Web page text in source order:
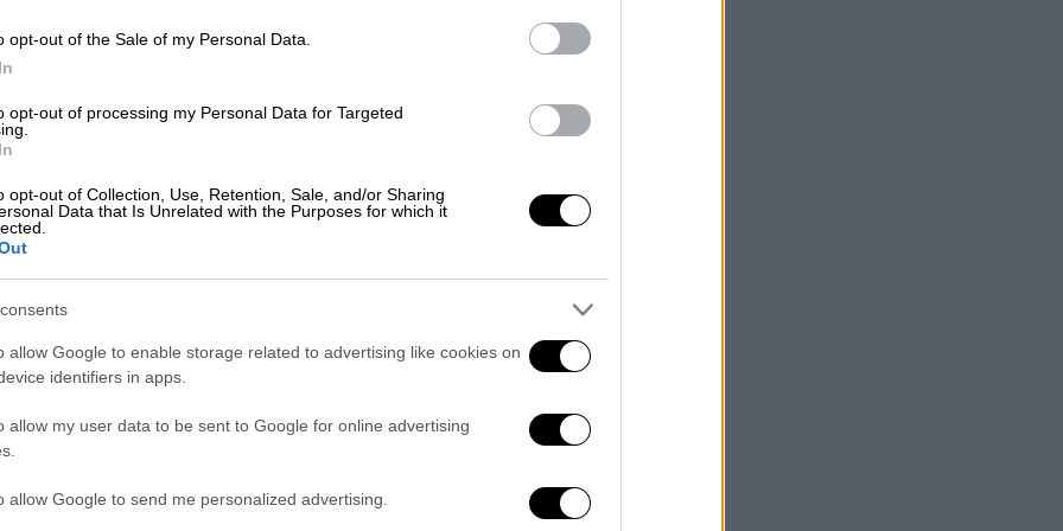
opt-out of the Sale of my Personal Data.
opt-out of processing my Personal Data for Targeted
opt-out of Collection, Use, Retention, Sale, and/or Sharing
Data that Is Unrelated with the Purposes for which it
allow Google to enable storage related to advertising like cookies on
identifiers in apps.
allow my user data to be sent to Google for online advertising
allow Google to send me personalized advertising.
«Σήκωσε τσεκούρι για να μου
ανοίξει το κεφάλι, με έσωσε η
καταγγελία 35χρονης
Κόσμος 20.09.2022 08:15
Σκηνές τρόμου σε McDonald's:
όταν παρενέβησαν οι φίλοι